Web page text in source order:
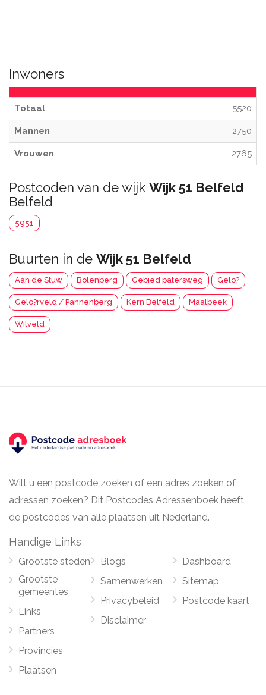
Inwoners
Totaal 5520
Mannen 2750
Vrouwen 2765
Postcoden van de wijk Wijk 51 Belfeld
Belfeld
5951
Buurten in de Wijk 51 Belfeld
Aan de Stuw Bolenberg Gebied patersweg Gelo?
Gelo?rveld / Pannenberg Kern Belfeld Maalbeek
Witveld
Wilt u een postcode zoeken of een adres zoeken of
adressen zoeken? Dit Postcodes Adressenboek heeft
de postcodes van alle plaatsen uit Nederland.
Handige Links
Grootste steden
Grootste
gemeentes
Links
Partners
Provincies
Plaatsen
Blogs
Samenwerken
Privacybeleid
Disclaimer
Dashboard
Sitemap
Postcode kaart